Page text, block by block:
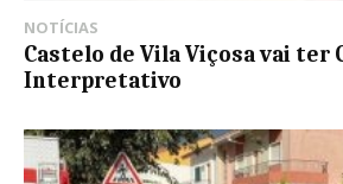
NOTÍCIAS
Castelo de Vila Viçosa vai ter
Interpretativo